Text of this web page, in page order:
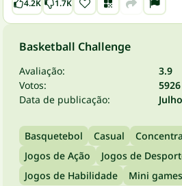
4.2K 1.7K
Basketball Challenge
Avaliação:
3.9
Votos:
5926
Data de publicação:
Basquetebol Casual
Jogos de Ação
Jogos de
Jogos de Habilidade
Mini games